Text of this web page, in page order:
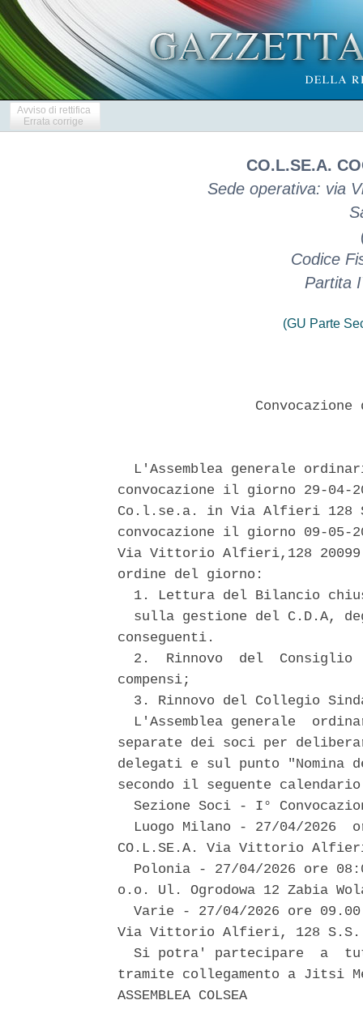
Avviso di rettifica
Errata corrige
CO.L.SE.A.
Sede operativa: via
Codice
Partita
(GU Parte
L'Assemblea generale
convocazione il giorno 29-
Co.l.se.a. in Via Alfieri 128
convocazione il giorno 09-
Via Vittorio Alfieri,128 20099
ordine del giorno:
1. Lettura del Bilancio
sulla gestione del C.D.A,
conseguenti.
2.  Rinnovo  del  Consiglio
compensi;
3. Rinnovo del Collegio
L'Assemblea generale
separate dei soci per
delegati e sul punto
secondo il seguente
Sezione Soci - I°
Luogo Milano - 27/04/2026
CO.L.SE.A. Via Vittorio
Polonia - 27/04/2026 ore
o.o. Ul. Ogrodowa 12 Zabia
Varie - 27/04/2026 ore
Via Vittorio Alfieri, 128 S.S.
Si potra' partecipare  a
tramite collegamento a Jitsi
ASSEMBLEA COLSEA